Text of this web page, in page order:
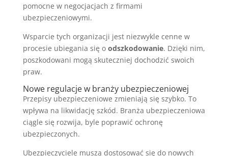
pomocne w negocjacjach z firmami
ubezpieczeniowymi.
Wsparcie tych organizacji jest niezwykle cenne w
procesie ubiegania się o odszkodowanie. Dzięki nim,
poszkodowani mogą skuteczniej dochodzić swoich
praw.
Nowe regulacje w branży ubezpieczeniowej
Przepisy ubezpieczeniowe zmieniają się szybko. To
wpływa na likwidację szkód. Branża ubezpieczeniowa
ciągle się rozwija, byle poprawić ochronę
ubezpieczonych.
Ubezpieczyciele muszą dostosować się do nowych